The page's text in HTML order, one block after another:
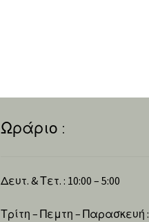
Ωράριο :
Δευτ. & Τετ. : 10:00 – 5:00
Τρίτη – Πεμτη – Παρασκευή :